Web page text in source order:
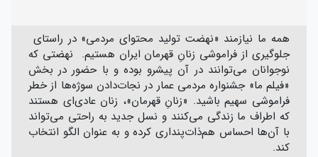
همه ما نیازمند «نهضت تولید محتوای مردمی» در راستای
جلوگیری از فراموشی زنانِ قهرمان ایران هستیم. نهضتی که
نوجوانان می‌توانند در آن پیشرو بوده و با حضور در بخش
«فیلم ما» جشنواره مردمی عمار در نجات‌دادن سوژه‌ها از خطر
فراموشی سهیم باشید. «زنانِ قهرمان»، زنان عادی‌ای هستند
که اطراف ما زندگی می‌کنند و نسل جدید به راحتی می‌تواند
با آن‌ها احساس هم‌ذات‌پنداری کرده و به عنوان الگو انتخاب
کند.